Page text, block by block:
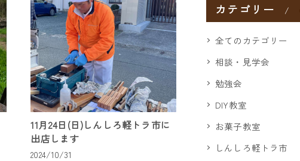
11月24日(日)しんしろ軽トラ市に
出店します
2024/10/31
カテゴリー
全てのカテゴリー
相談・見学会
勉強会
DIY教室
お菓子教室
しんしろ軽トラ市